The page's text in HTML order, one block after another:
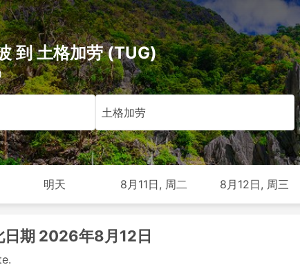
到 土格加劳 (TUG)
土格加劳
明天 8月11日, 周二 8月12日, 周三
日期 2026年8月12日